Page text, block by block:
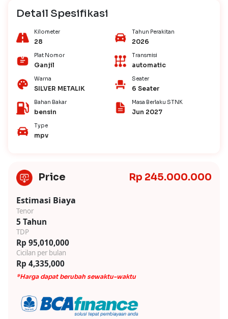
Detail Spesifikasi
Kilometer
28
Tahun Perakitan
2026
Plat Nomor
Ganjil
Transmisi
automatic
Warna
SILVER METALIK
Seater
6 Seater
Bahan Bakar
bensin
Masa Berlaku STNK
Jun 2027
Type
mpv
Price Rp 245.000.000
Estimasi Biaya
Tenor
5 Tahun
TDP
Rp 95,010,000
Cicilan per bulan
Rp 4,335,000
*Harga dapat berubah sewaktu-waktu